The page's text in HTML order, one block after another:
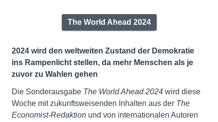
The World Ahead 2024
2024 wird den weltweiten Zustand der Demokratie
ins Rampenlicht stellen, da mehr Menschen als je
zuvor zu Wahlen gehen
Die Sonderausgabe The World Ahead 2024 wird diese
Woche mit zukunftsweisenden Inhalten aus der The
Economist-Redaktion und von internationalen Autoren